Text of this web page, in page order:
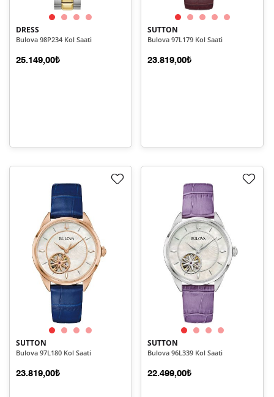
DRESS
Bulova 98P234 Kol Saati
25.149,00₺
SUTTON
Bulova 97L179 Kol Saati
23.819,00₺
SUTTON
Bulova 97L180 Kol Saati
23.819,00₺
SUTTON
Bulova 96L339 Kol Saati
22.499,00₺